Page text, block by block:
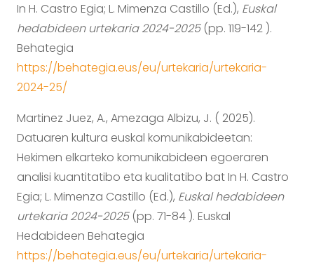
In H. Castro Egia; L. Mimenza Castillo (Ed.), Euskal
hedabideen urtekaria 2024-2025(pp. 119-142 ).
Behategia
https://behategia.eus/eu/urtekaria/urtekaria-
2024-25/
Martinez Juez, A., Amezaga Albizu, J. ( 2025).
Datuaren kultura euskal komunikabideetan:
Hekimen elkarteko komunikabideen egoeraren
analisi kuantitatibo eta kualitatibo bat In H. Castro
Egia; L. Mimenza Castillo (Ed.), Euskal hedabideen
urtekaria 2024-2025(pp. 71-84 ). Euskal
Hedabideen Behategia
https://behategia.eus/eu/urtekaria/urtekaria-